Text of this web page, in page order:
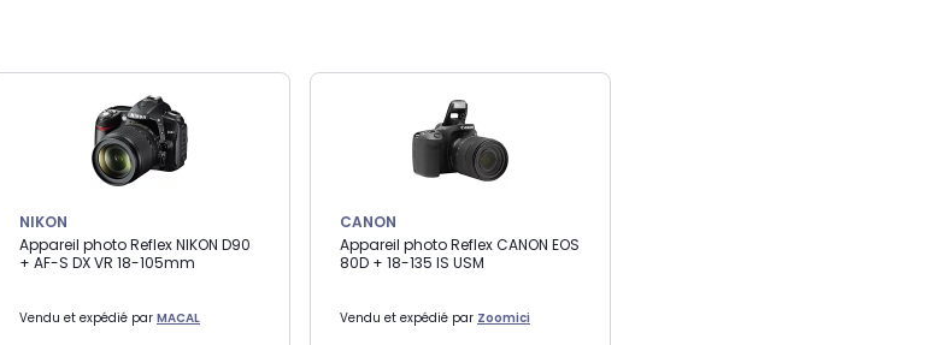
NIKON
Appareil photo Reflex NIKON D90
+ AF-S DX VR 18-105mm
Vendu et expédié par MACAL
CANON
Appareil photo Reflex CANON EOS
80D + 18-135 IS USM
Vendu et expédié par Zoomici